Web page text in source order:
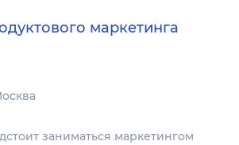
маркетинга
заниматься маркетингом